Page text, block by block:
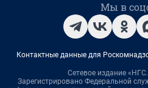
Мы в
Контактные данные для
Сетевое издание
Зарегистрировано Федеральной